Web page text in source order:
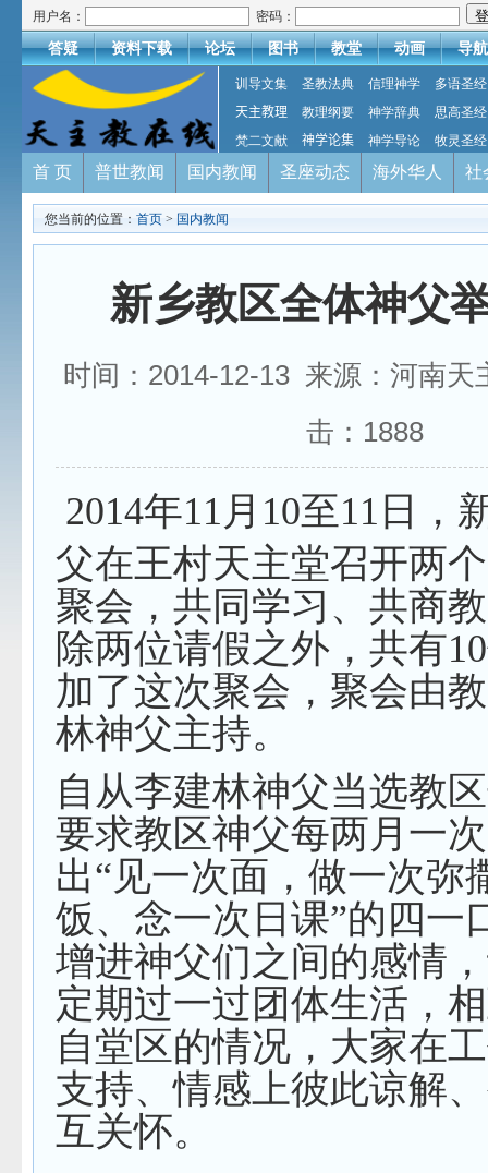
用户名： 密码：
答疑 资料下载 论坛 图书 教堂 动画 导航
训导文集 圣教法典 信理神学
多语圣经
天主教理
教理纲要 神学辞典
思高圣经
梵二文献
神学论集 神学导论 牧灵圣经
首 页 普世教闻 国内教闻 圣座动态 海外华人 社
您当前的位置： 首页 > 国内教闻
新乡教区全体神父
时间：2014-12-13 来源：河南
击： 1888
2014年11月10至11日，
父在王村天主堂召开两
聚会，共同学习、共商
除两位请假之外，共有
加了这次聚会，聚会由
林神父主持。
自从李建林神父当选教
要求教区神父每两月一
出“见一次面，做一次弥
饭、念一次日课”的四一
增进神父们之间的感情
定期过一过团体生活，
自堂区的情况，大家在
支持、情感上彼此谅解
互关怀。